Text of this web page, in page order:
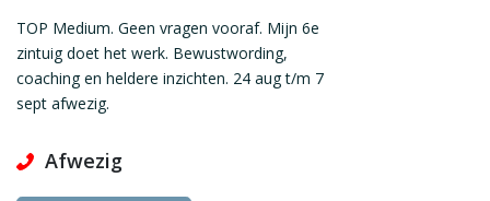
TOP Medium. Geen vragen vooraf. Mijn 6e
zintuig doet het werk. Bewustwording,
coaching en heldere inzichten. 24 aug t/m 7
sept afwezig.
Afwezig